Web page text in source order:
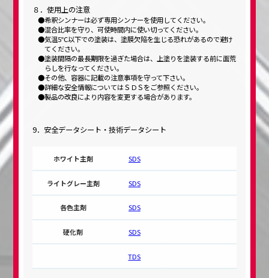
８．使用上の注意
希釈シンナーは必ず専用シンナーを使用してください。
混合比率を守り、可使時間内に使い切ってください。
気温5℃以下での塗装は、塗膜欠陥を生じる恐れがあるので避け
てください。
塗装間隔の最長期限を過ぎた場合は、上塗りを塗装する前に面荒
らしを行なってください。
その他、容器に記載の注意事項を守って下さい。
詳細な安全情報についてはＳＤＳをご参照ください。
製品の改良により内容を変更する場合があります。
9．安全データシート・技術データシート
SDS
SDS
SDS
SDS
TDS